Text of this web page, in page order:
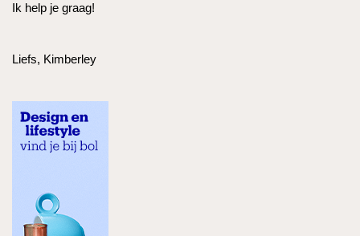
Ik help je graag!
Liefs, Kimberley